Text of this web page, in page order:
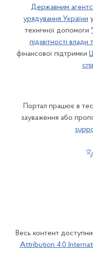
Державним
урядування України
технічної допомоги
підзвітності влади
фінансової підтримки
Портал працює в
зауваження або
Весь контент
Attribution 4.0